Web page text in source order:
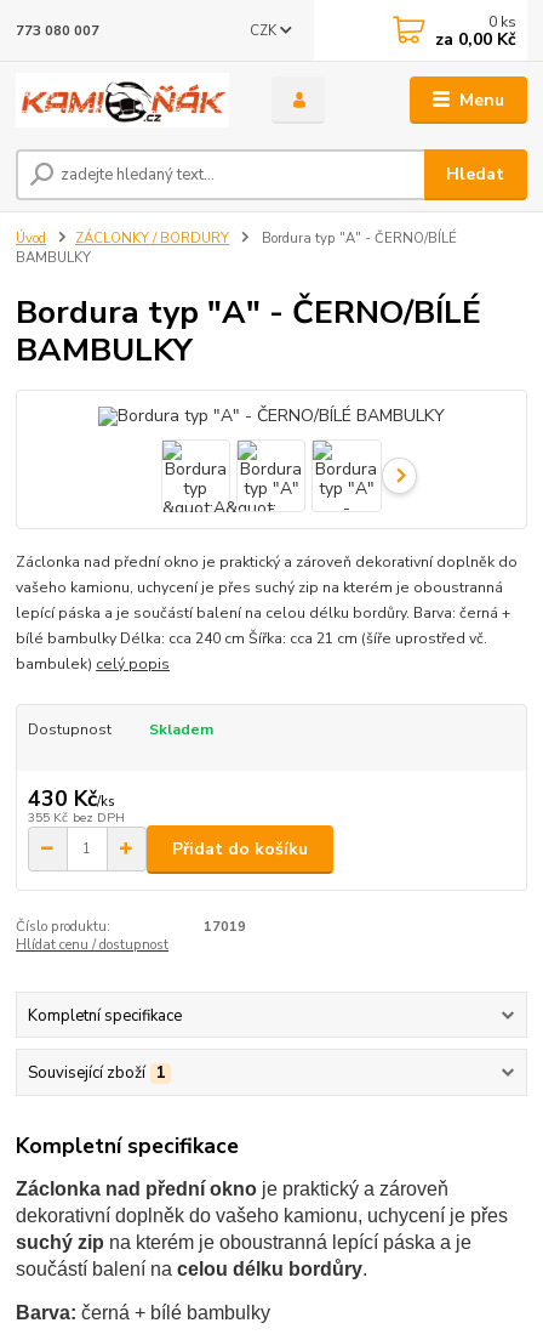
Menu
CZK
Hledat
773 080 007 0 ks
za 0,00 Kč
Úvod ZÁCLONKY / BORDURY
Bordura typ "A" - ČERNO/BÍLÉ
BAMBULKY
Bordura typ "A" - ČERNO/BÍLÉ
BAMBULKY
Záclonka nad přední okno je praktický a zároveň dekorativní doplněk do
vašeho kamionu, uchycení je přes suchý zip na kterém je oboustranná
lepící páska a je součástí balení na celou délku bordůry. Barva: černá +
bílé bambulky Délka: cca 240 cm Šířka: cca 21 cm (šíře uprostřed vč.
bambulek) celý popis
Dostupnost Skladem
430 Kč/ks
355 Kč bez DPH
Přidat do košíku
Číslo produktu:
17019
Hlídat cenu / dostupnost
Kompletní specifikace
Související zboží 1
Kompletní specifikace
Záclonka nad přední okno je praktický a zároveň
dekorativní doplněk do vašeho kamionu, uchycení je přes
suchý zip na kterém je oboustranná lepící páska a je
součástí balení nacelou délku bordůry.
Barva: černá + bílé bambulky